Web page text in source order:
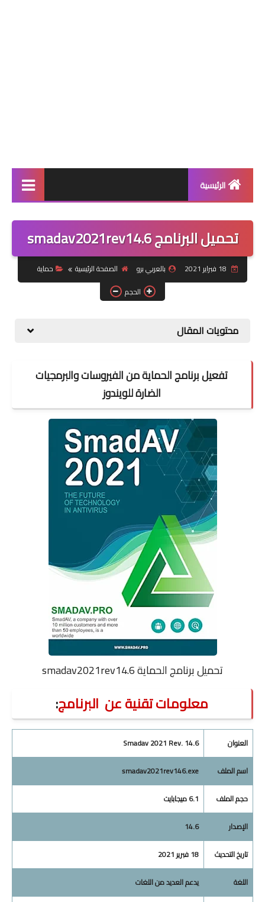
الرئيسية
حماية
متصفحات انترنت
شبكات تواصل اجتماعي
تحميل البرنامج smadav2021rev14.6
بالعربي برو الصفحة الرئيسية
حماية
الحجم
محتويات المقال
تفعيل برنامج الحماية من الفيروسات والبرمجيات
الضارة للويندوز
تحميل برنامج الحمايةsmadav2021rev14.6
معلومات تقنية عن البرنامج:
العنوان Smadav 2021 Rev. 14.6
اسم الملف smadav2021rev146.exe
حجم الملف 6.1 ميجابايت
الإصدار 14.6
تاريخ التحديث 18 فبرير 2021
اللغة يدعم العديد من اللغات